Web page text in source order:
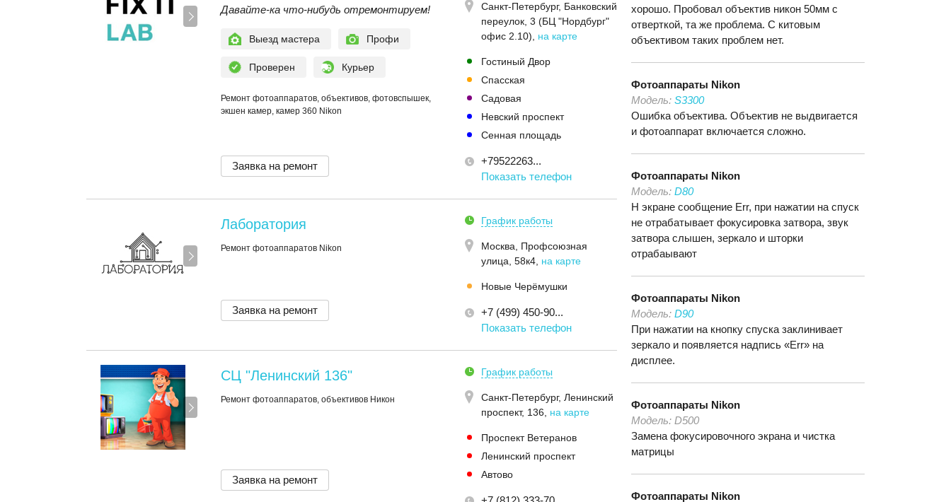
Давайте-ка что-нибудь отремонтируем!
Выезд мастера Профи
Проверен Курьер
Ремонт фотоаппаратов, объективов, фотовспышек,
экшен камер, камер 360 Nikon
Санкт-Петербург, Банковский
переулок, 3 (БЦ "Нордбург"
офис 2.10)
на карте
Гостиный Двор
Спасская
Садовая
Невский проспект
Сенная площадь
+79522263...
Показать телефон
Заявка на ремонт
Лаборатория
Ремонт фотоаппаратов Nikon
График работы
Москва, Профсоюзная
улица, 58к4 на карте
Новые Черёмушки
+7 (499) 450-90...
Показать телефон
Заявка на ремонт
СЦ "Ленинский 136"
Ремонт фотоаппаратов, объективов Никон
График работы
Санкт-Петербург, Ленинский
проспект, 136
на карте
Проспект Ветеранов
Ленинский проспект
Автово
Заявка на ремонт
хорошо. Пробовал объектив никон 50мм с
отверткой, та же проблема. С китовым
объективом таких проблем нет.
Фотоаппараты Nikon
Модель: S3300
Ошибка объектива. Объектив не выдвигается
и фотоаппарат включается сложно.
Фотоаппараты Nikon
Модель: D80
Н экране сообщение Err, при нажатии на спуск
не отрабатывает фокусировка затвора, звук
затвора слышен, зеркало и шторки
отрабаывают
Фотоаппараты Nikon
Модель: D90
При нажатии на кнопку спуска заклинивает
зеркало и появляется надпись «Err» на
дисплее.
Фотоаппараты Nikon
Модель: D500
Замена фокусировочного экрана и чистка
матрицы
Фотоаппараты Nikon